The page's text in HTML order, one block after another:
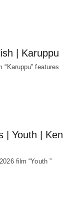
| Karuppu
“Karuppu” features
| Youth | Ken
film “Youth ”